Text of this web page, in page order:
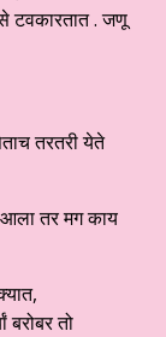
टवकारतात . जणू
तरतरी येते
तर मग काय
बरोबर तो